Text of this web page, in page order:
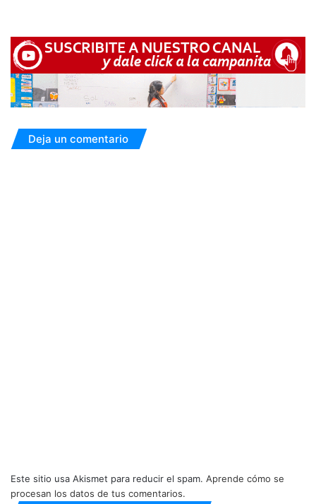
Deja un comentario
Este sitio usa Akismet para reducir el spam. Aprende cómo se
procesan los datos de tus comentarios.